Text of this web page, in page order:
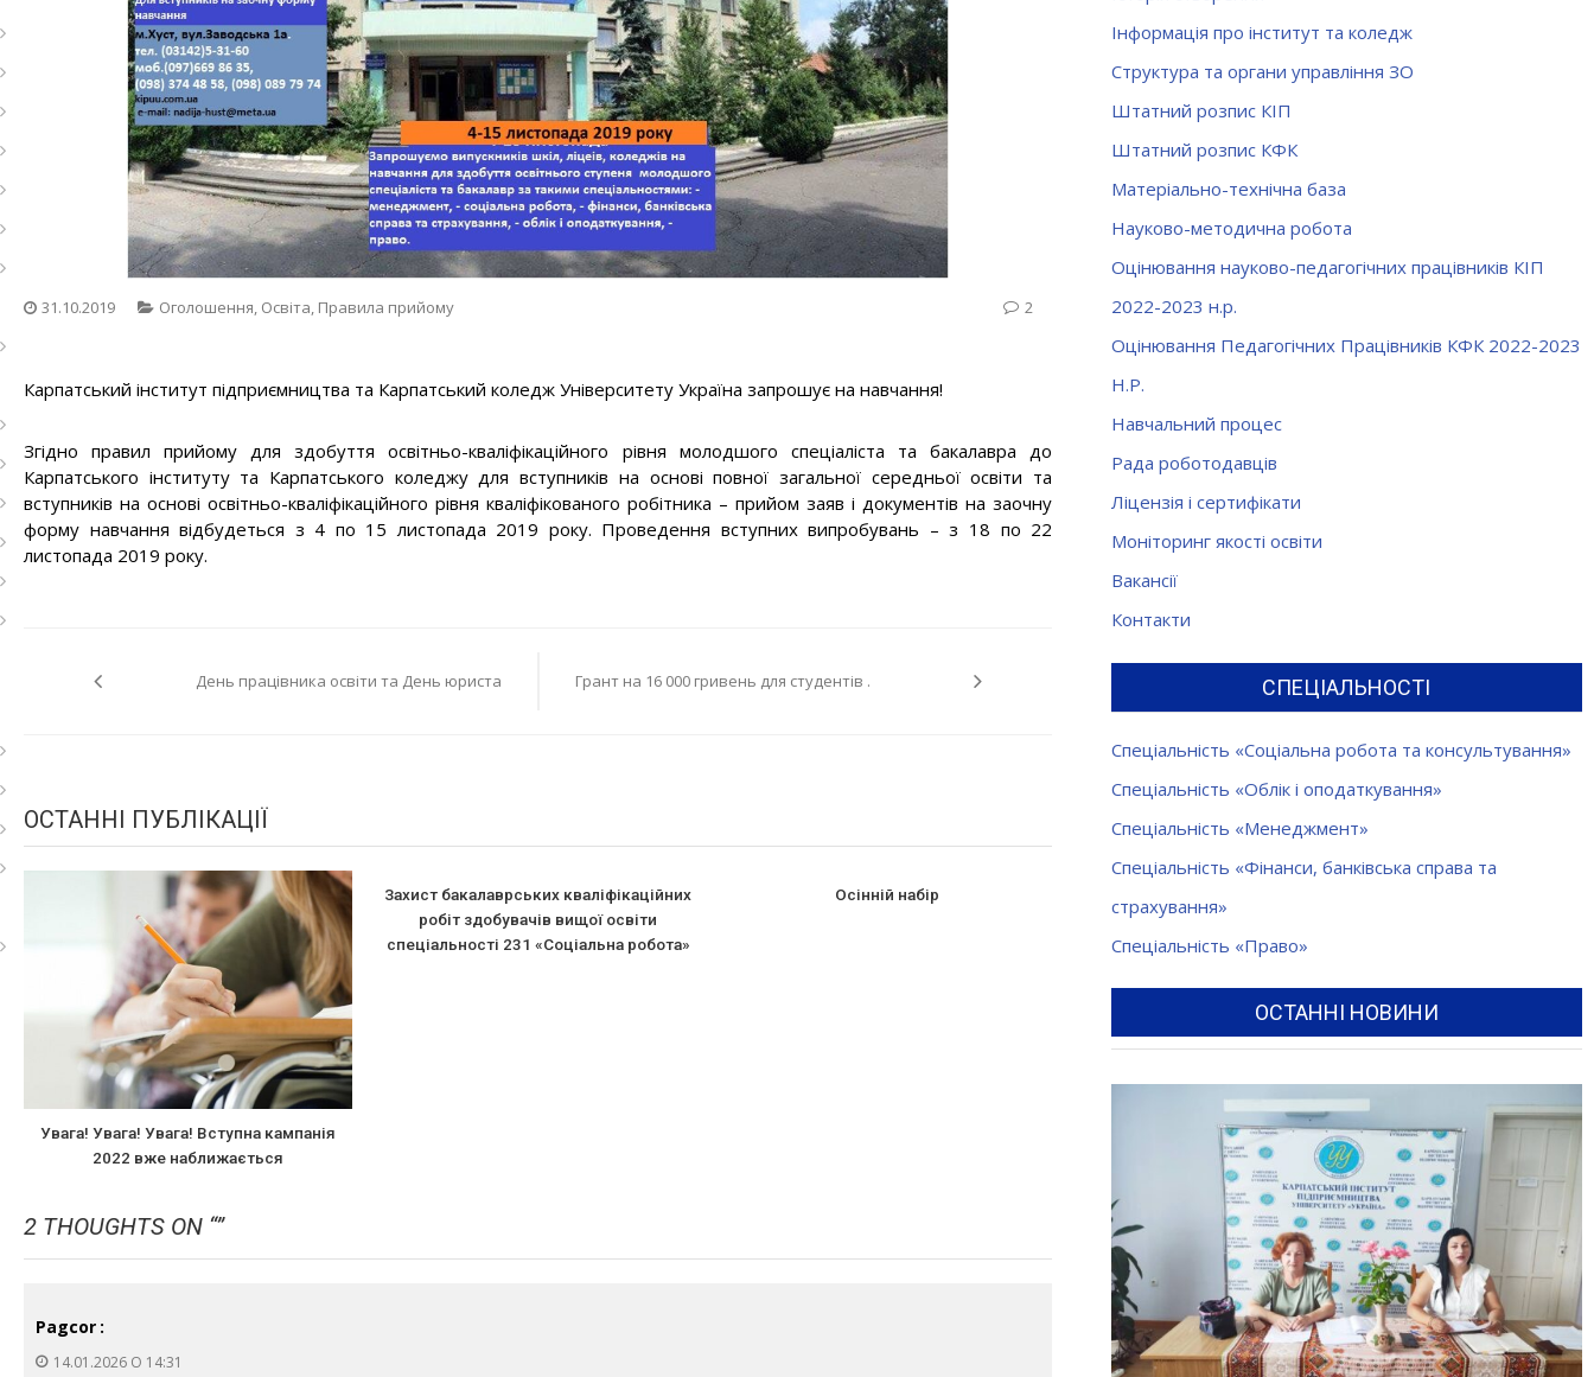
31.10.2019 Оголошення, Освіта, Правила прийому 2
Карпатський інститут підприємництва та Карпатський коледж Університету Україна запрошує на навчання!
Згідно правил прийому для здобуття освітньо-кваліфікаційного рівня молодшого спеціаліста та бакалавра до
Карпатського інституту та Карпатського коледжу для вступників на основі повної загальної середньої освіти та
вступників на основі освітньо-кваліфікаційного рівня кваліфікованого робітника – прийом заяв і документів на заочну
форму навчання відбудеться з 4 по 15 листопада 2019 року. Проведення вступних випробувань – з 18 по 22
листопада 2019 року.
записів
День працівника освіти та День юриста Грант на 16 000 гривень для студентів .
ОСТАННІ ПУБЛІКАЦІЇ
Увага! Увага! Увага! Вступна кампанія
2022 вже наближається
Захист бакалаврських кваліфікаційних
робіт здобувачів вищої освіти
спеціальності 231 «Соціальна робота»
Осінній набір
2 THOUGHTS ON “”
Pagcor :
14.01.2026 О 14:31
Інформація про інститут та коледж
Структура та органи управління ЗО
Штатний розпис КІП
Штатний розпис КФК
Матеріально-технічна база
Науково-методична робота
Оцінювання науково-педагогічних працівників КІП
2022-2023 н.р.
Оцінювання Педагогічних Працівників КФК 2022-2023
Н.Р.
Навчальний процес
Рада роботодавців
Ліцензія і сертифікати
Моніторинг якості освіти
Вакансії
Контакти
СПЕЦІАЛЬНОСТІ
Спеціальність «Соціальна робота та консультування»
Спеціальність «Облік і оподаткування»
Спеціальність «Менеджмент»
Спеціальність «Фінанси, банківська справа та
страхування»
Спеціальність «Право»
ОСТАННІ НОВИНИ